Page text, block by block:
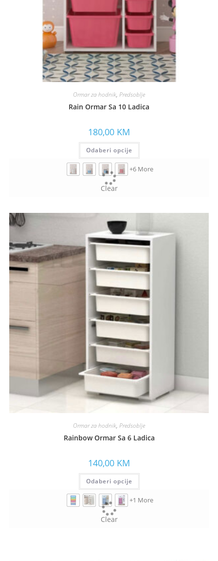
Ormar za hodnik, Predsoblje
Rain Ormar Sa 10 Ladica
180,00 KM
Odaberi opcije
+6 More
Clear
Ormar za hodnik, Predsoblje
Rainbow Ormar Sa 6 Ladica
140,00 KM
Odaberi opcije
+1 More
Clear